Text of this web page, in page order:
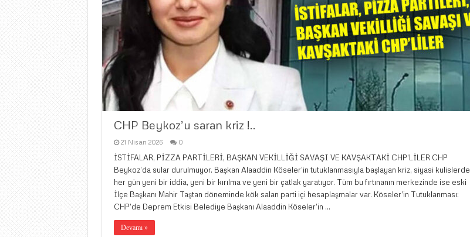
CHP Beykoz’u saran kriz !..
21 Nisan 2026 0
İSTİFALAR, PİZZA PARTİLERİ, BAŞKAN VEKİLLİĞİ SAVAŞI VE KAVŞAKTAKİ CHP’LİLER CHP
Beykoz’da sular durulmuyor. Başkan Alaaddin Köseler’in tutuklanmasıyla başlayan kriz, siyasi kulislerde
her gün yeni bir iddia, yeni bir kırılma ve yeni bir çatlak yaratıyor. Tüm bu fırtınanın merkezinde ise eski
İlçe Başkanı Mahir Taştan döneminde kök salan parti içi hesaplaşmalar var. Köseler’in Tutuklanması:
CHP’de Deprem Etkisi Belediye Başkanı Alaaddin Köseler’in …
Devamı »